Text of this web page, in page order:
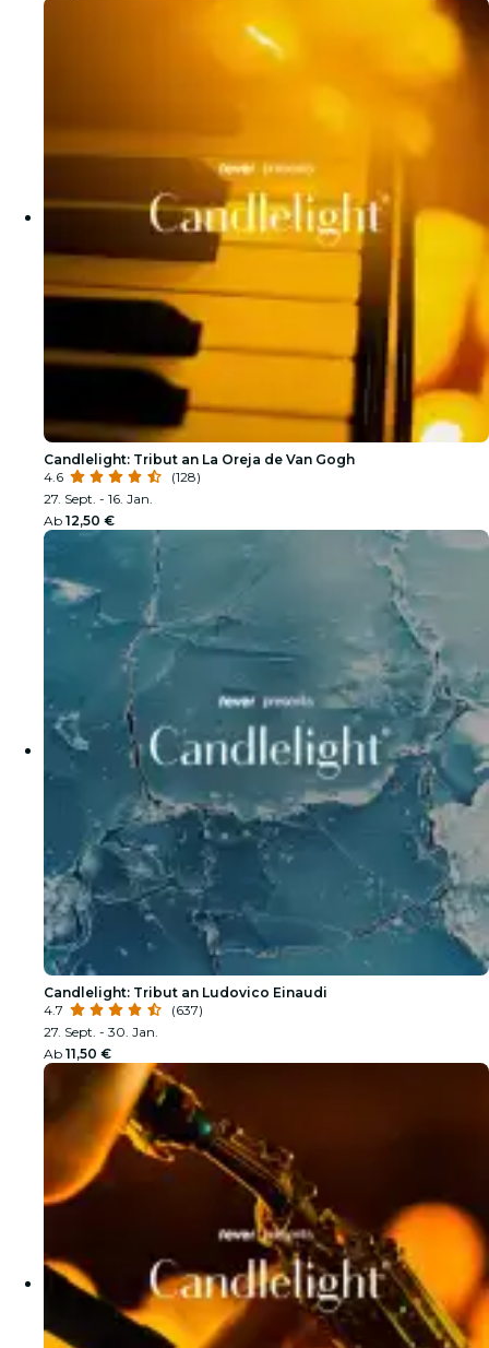
Candlelight: Tribut an La Oreja de Van Gogh
4.6
(128)
27. Sept. - 16. Jan.
Ab 12,50 €
Candlelight: Tribut an Ludovico Einaudi
4.7
(637)
27. Sept. - 30. Jan.
Ab 11,50 €